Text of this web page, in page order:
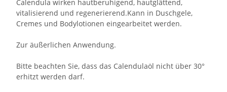
Calendula wirken hautberuhigend, hautglättend,
vitalisierend und regenerierend.Kann in Duschgele,
Cremes und Bodylotionen eingearbeitet werden.
Zur äußerlichen Anwendung.
Bitte beachten Sie, dass das Calendulaöl nicht über 30°
erhitzt werden darf.